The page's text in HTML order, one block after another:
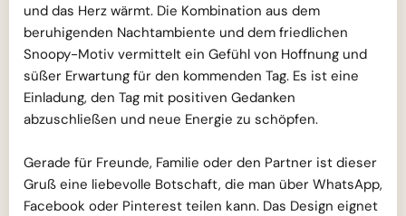
und das Herz wärmt. Die Kombination aus dem
beruhigenden Nachtambiente und dem friedlichen
Snoopy-Motiv vermittelt ein Gefühl von Hoffnung und
süßer Erwartung für den kommenden Tag. Es ist eine
Einladung, den Tag mit positiven Gedanken
abzuschließen und neue Energie zu schöpfen.
Gerade für Freunde, Familie oder den Partner ist dieser
Gruß eine liebevolle Botschaft, die man über WhatsApp,
Facebook oder Pinterest teilen kann. Das Design eignet